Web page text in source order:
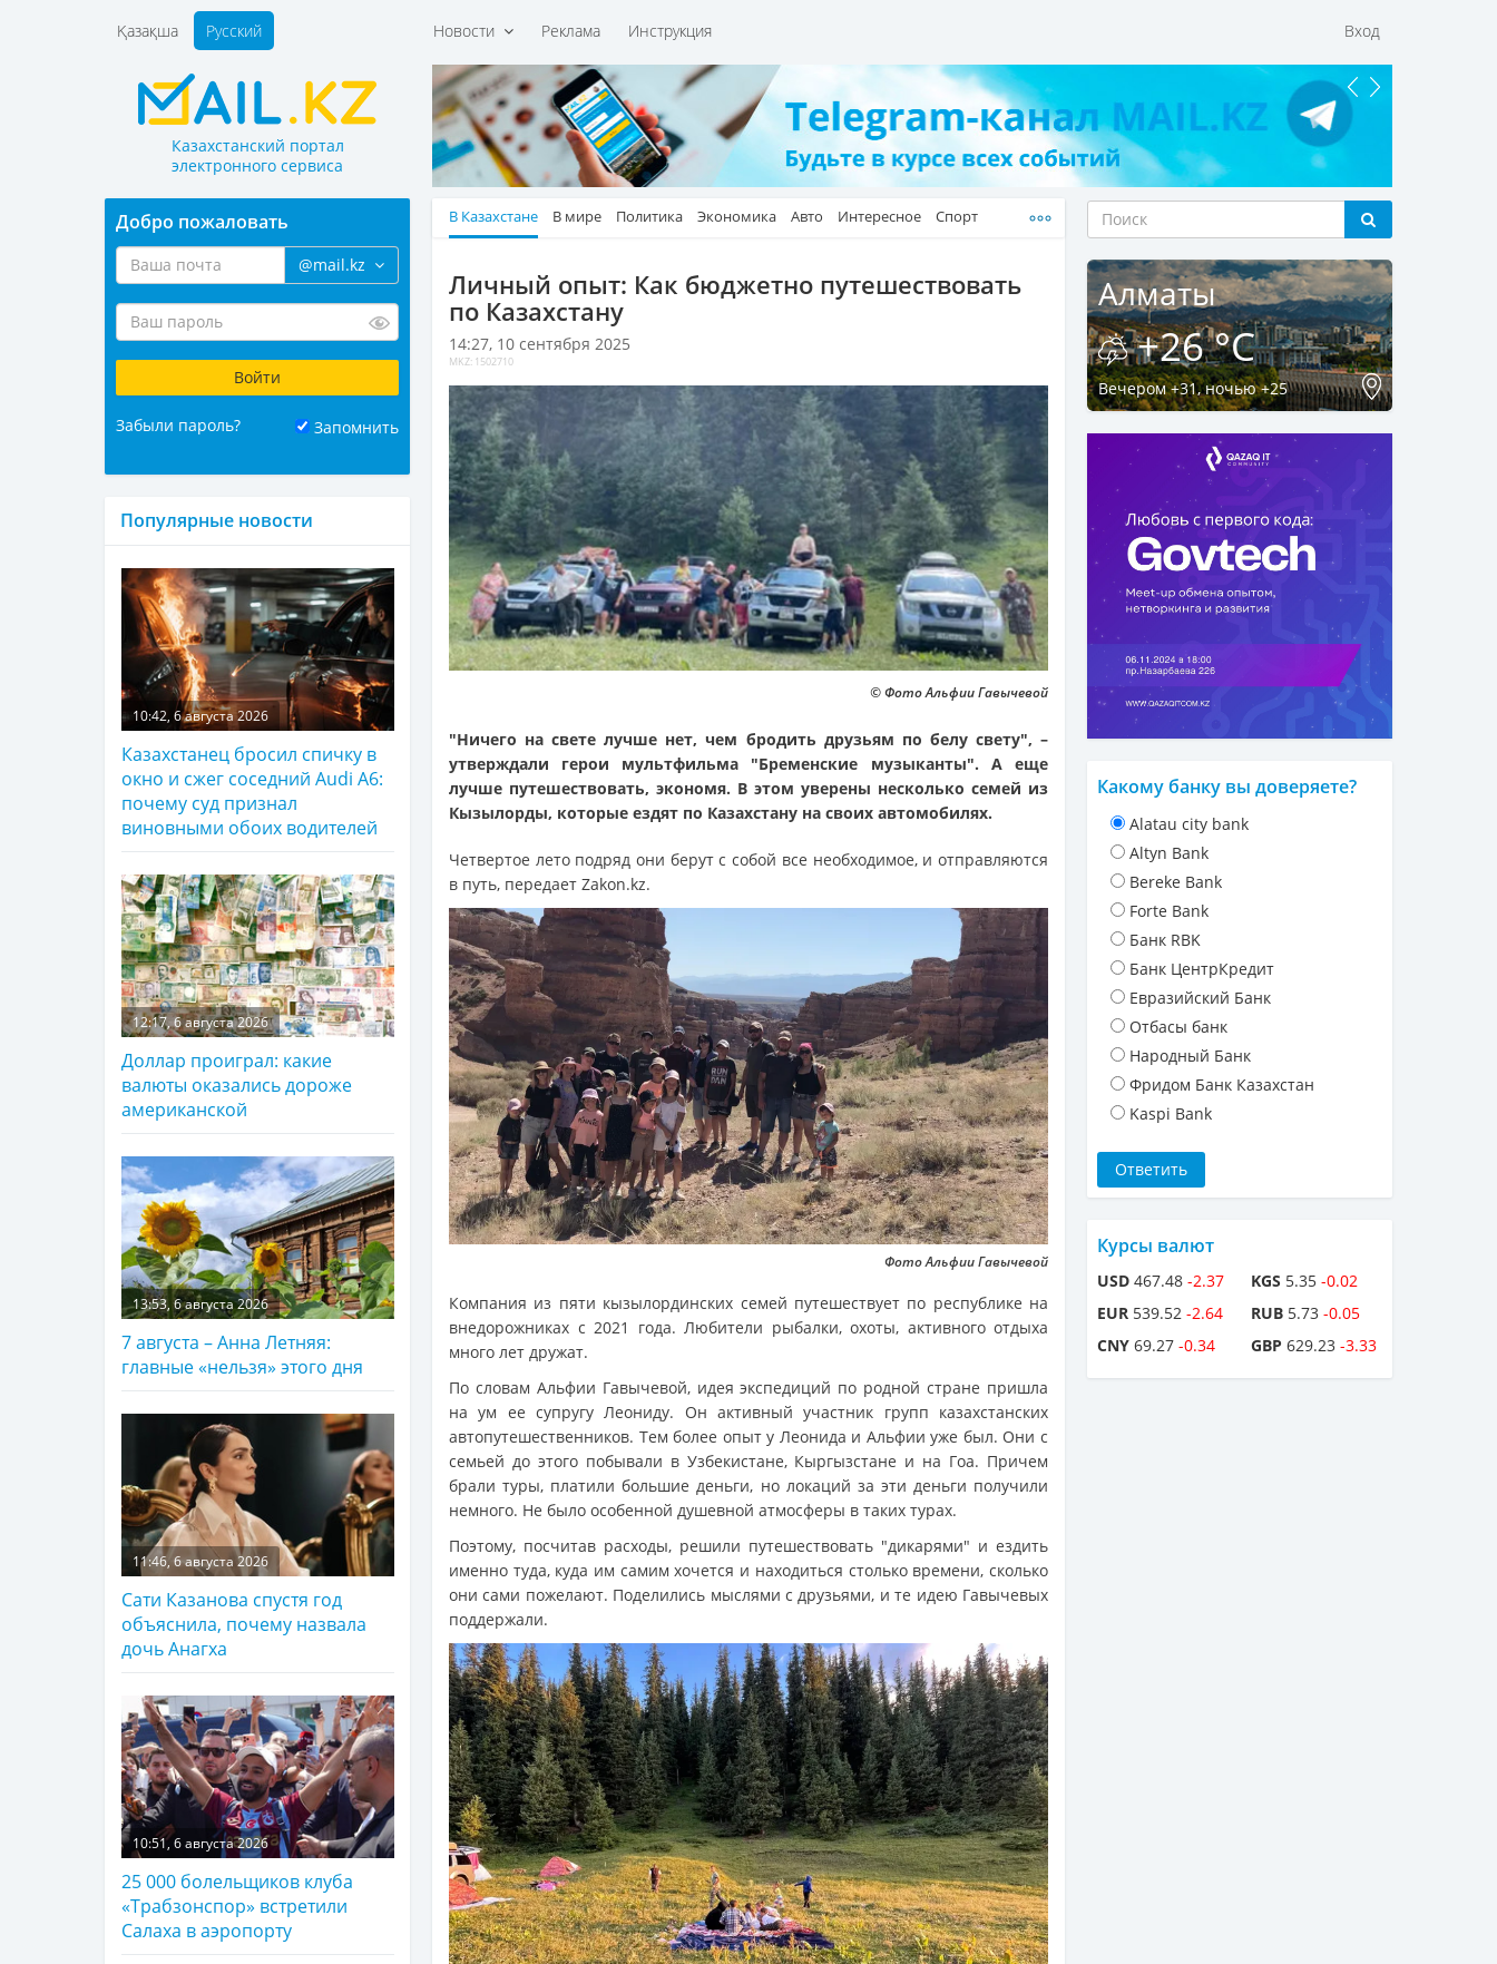
Новости Реклама Инструкция Вход
Қазақша Русский
Казахстанский портал
электронного сервиса
В Казахстане В мире Политика Экономика Авто Интересное Спорт
Личный опыт: Как бюджетно путешествовать
по Казахстану
14:27, 10 сентября 2025
MKZ: 1502710
© Фото Альфии Гавычевой
"Ничего на свете лучше нет, чем бродить друзьям по белу свету", –
утверждали герои мультфильма "Бременские музыканты". А еще
лучше путешествовать, экономя. В этом уверены несколько семей из
Кызылорды, которые ездят по Казахстану на своих автомобилях.
Четвертое лето подряд они берут с собой все необходимое, и отправляются
в путь, передает Zakon.kz.
Фото Альфии Гавычевой
Компания из пяти кызылординских семей путешествует по республике на
внедорожниках с 2021 года. Любители рыбалки, охоты, активного отдыха
много лет дружат.
По словам Альфии Гавычевой, идея экспедиций по родной стране пришла
на ум ее супругу Леониду. Он активный участник групп казахстанских
автопутешественников. Тем более опыт у Леонида и Альфии уже был. Они с
семьей до этого побывали в Узбекистане, Кыргызстане и на Гоа. Причем
брали туры, платили большие деньги, но локаций за эти деньги получили
немного. Не было особенной душевной атмосферы в таких турах.
Поэтому, посчитав расходы, решили путешествовать "дикарями" и ездить
именно туда, куда им самим хочется и находиться столько времени, сколько
они сами пожелают. Поделились мыслями с друзьями, и те идею Гавычевых
поддержали.
Добро пожаловать
@mail.kz
Забыли пароль? Запомнить
Популярные новости
10:42, 6 августа 2026
Казахстанец бросил спичку в
окно и сжег соседний Audi A6:
почему суд признал
виновными обоих водителей
12:17, 6 августа 2026
Доллар проиграл: какие
валюты оказались дороже
американской
13:53, 6 августа 2026
7 августа – Анна Летняя:
главные «нельзя» этого дня
11:46, 6 августа 2026
Сати Казанова спустя год
объяснила, почему назвала
дочь Анагха
10:51, 6 августа 2026
25 000 болельщиков клуба
«Трабзонспор» встретили
Салаха в аэропорту
Алматы
+26 °C
Вечером +31, ночью +25
Какому банку вы доверяете?
Alatau city bank
Altyn Bank
Bereke Bank
Forte Bank
Банк RBK
Банк ЦентрКредит
Евразийский Банк
Отбасы банк
Народный Банк
Фридом Банк Казахстан
Kaspi Bank
Курсы валют
USD 467.48 -2.37
EUR 539.52 -2.64
CNY 69.27 -0.34
KGS 5.35 -0.02
RUB 5.73 -0.05
GBP 629.23 -3.33